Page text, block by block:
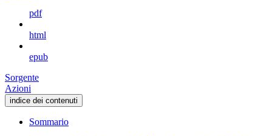
pdf
html
epub
Sorgente
Azioni
indice dei contenuti
Sommario